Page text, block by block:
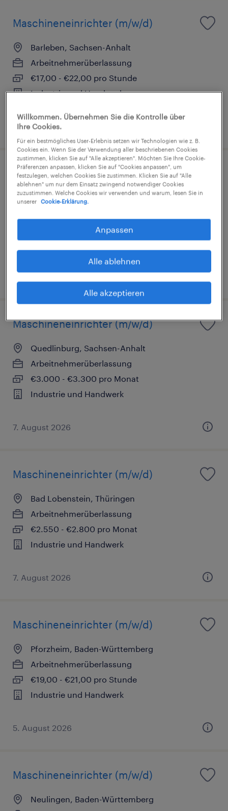
Maschineneinrichter (m/w/d)
Barleben, Sachsen-Anhalt
Arbeitnehmerüberlassung
€17,00 - €22,00 pro Stunde
Industrie und Handwerk
8. August 2026
Maschineneinrichter (m/w/d)
Quedlinburg, Sachsen-Anhalt
€3.000 - €3.300 pro Monat
Industrie und Handwerk
Maschineneinrichter (m/w/d)
Quedlinburg, Sachsen-Anhalt
Arbeitnehmerüberlassung
€3.000 - €3.300 pro Monat
Industrie und Handwerk
7. August 2026
Maschineneinrichter (m/w/d)
Bad Lobenstein, Thüringen
Arbeitnehmerüberlassung
€2.550 - €2.800 pro Monat
Industrie und Handwerk
7. August 2026
Maschineneinrichter (m/w/d)
Pforzheim, Baden-Württemberg
Arbeitnehmerüberlassung
€19,00 - €21,00 pro Stunde
Industrie und Handwerk
5. August 2026
Maschineneinrichter (m/w/d)
Neulingen, Baden-Württemberg
Willkommen. Übernehmen Sie die Kontrolle über
Ihre Cookies.
Für ein bestmögliches User-Erlebnis setzen wir Technologien wie z. B.
Cookies ein. Wenn Sie der Verwendung aller beschriebenen Cookies
zustimmen, klicken Sie auf "Alle akzeptieren". Möchten Sie Ihre Cookie-
Präferenzen anpassen, klicken Sie auf "Cookies anpassen", um
festzulegen, welchen Cookies Sie zustimmen. Klicken Sie auf "Alle
ablehnen" um nur dem Einsatz zwingend notwendiger Cookies
zuzustimmen. Welche Cookies wir verwenden und warum, lesen Sie in
unserer
Cookie-Erklärung.
Anpassen
Alle ablehnen
Alle akzeptieren